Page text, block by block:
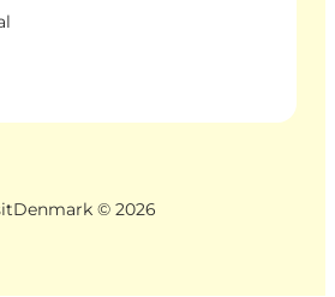
© 2026